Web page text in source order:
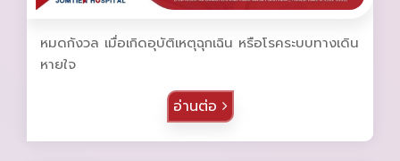
หมดกังวล เมื่อเกิดอุบัติเหตุฉุกเฉิน หรือโรคระบบทางเดิน
หายใจ
อ่านต่อ